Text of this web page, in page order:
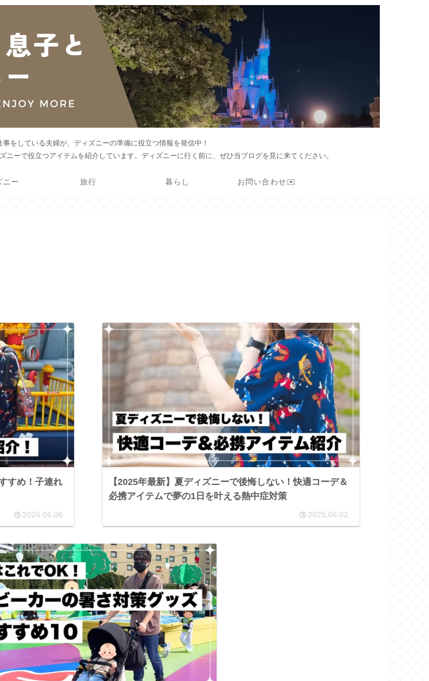
事をしている夫婦が、ディズニーの準備に役立つ情報を発信中！
ニーで役立つアイテムを紹介しています。ディズニーに行く前に、ぜひ当ブログを見に来てください。
ニー 旅行 暮らし お問い合わせ✉️
すめ！子連れ
2026.06.06
【2025年最新】夏ディズニーで後悔しない！快適コーデ＆
必携アイテムで夢の1日を叶える熱中症対策
2025.06.02